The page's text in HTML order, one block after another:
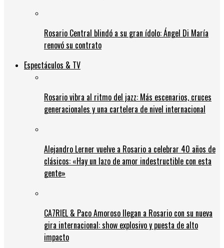
Rosario Central blindó a su gran ídolo: Ángel Di María
renovó su contrato
Espectáculos & TV
Rosario vibra al ritmo del jazz: Más escenarios, cruces
generacionales y una cartelera de nivel internacional
Alejandro Lerner vuelve a Rosario a celebrar 40 años de
clásicos: «Hay un lazo de amor indestructible con esta
gente»
CA7RIEL & Paco Amoroso llegan a Rosario con su nueva
gira internacional: show explosivo y puesta de alto
impacto